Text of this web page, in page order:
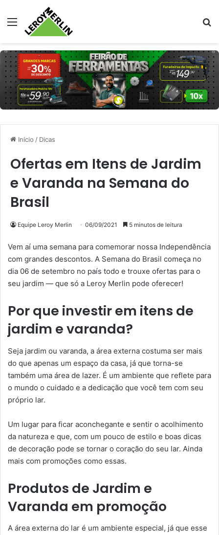
Menu
Início / Dicas
Ofertas em Itens de Jardim
e Varanda na Semana do
Brasil
Equipe Leroy Merlin 06/09/2021 5 minutos de leitura
Vem aí uma semana para comemorar nossa Independência
com grandes descontos. A Semana do Brasil começa no
dia 06 de setembro no país todo e trouxe ofertas para o
seu jardim — que só a Leroy Merlin pode oferecer!
Por que investir em itens de
jardim e varanda?
Seja jardim ou varanda, a área externa costuma ser mais
do que apenas um espaço da casa, já que torna-se
também uma área de lazer. É um ambiente que reflete para
o mundo o cuidado e a dedicação que você tem com seu
próprio lar.
Um lugar para ficar aconchegante e sentir o acolhimento
da natureza e que, com um pouco de estilo e boas dicas
de decoração pode se tornar o coração do seu lar. Ainda
mais com promoções como essas.
Produtos de Jardim e
Varanda em promoção
A área externa do lar é um ambiente especial, já que esse